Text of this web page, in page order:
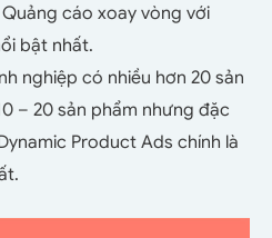
cáo xoay vòng với
bật nhất.
nghiệp có nhiều hơn 20 sản
– 20 sản phẩm nhưng đặc
Product Ads chính là